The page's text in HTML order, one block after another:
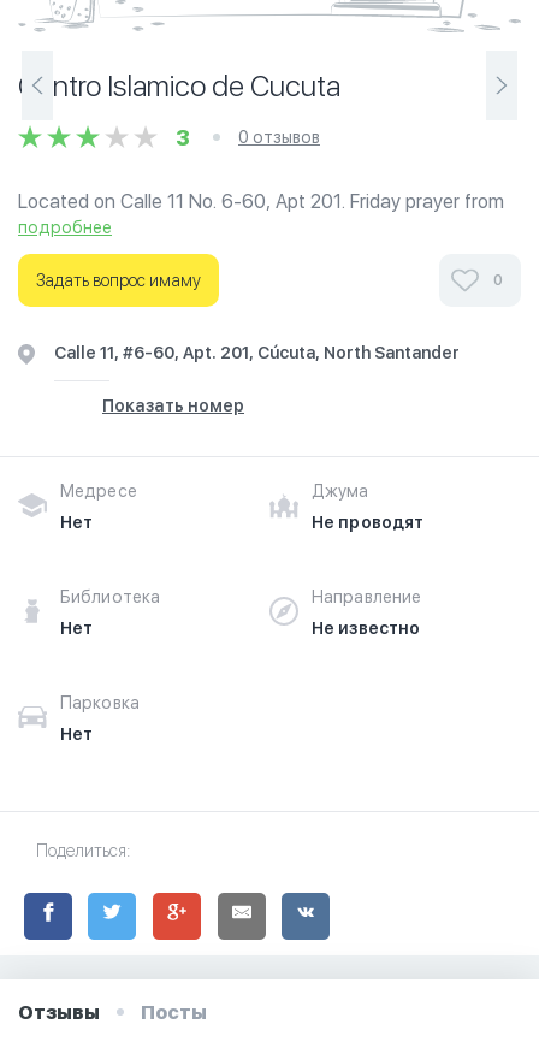
Centro Islamico de Cucuta
3 0 отзывов
Located on Calle 11 No. 6-60, Apt 201. Friday prayer from
12 am-1:30.
Ознакомьтесь с отзывами посетителей Centro Islamico
de Cucuta в г.Норте-де-Сантандер на фотографиях и
начинается здесь.
подробнее
Задать вопрос имаму 0
Calle 11, #6-60, Apt. 201, Cúcuta, North Santander
Показать номер
Медресе
Нет
Джума
Не проводят
Библиотека
Нет
Направление
Не известно
Парковка
Нет
Поделиться:
Отзывы Посты